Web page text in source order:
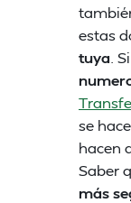
estas
tuya .
se
hacen
Saber
más